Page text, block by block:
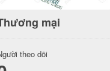
mại
theo dõi